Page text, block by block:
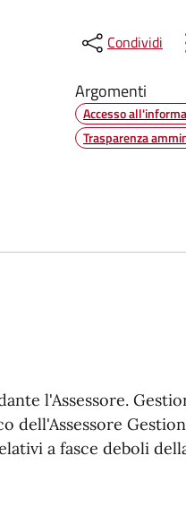
Condividi
Argomenti
Accesso
Trasparenza
l'Assessore.
dell'Assessore
a fasce deboli